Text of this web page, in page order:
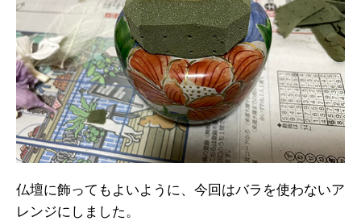
仏壇に飾ってもよいように、今回はバラを使わないア
レンジにしました。